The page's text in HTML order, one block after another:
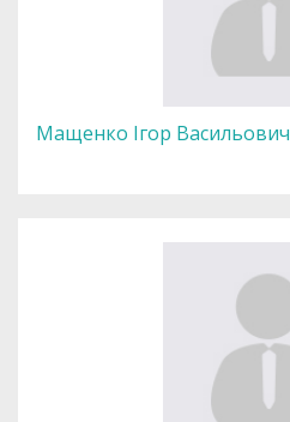
Мащенко Ігор Васильович